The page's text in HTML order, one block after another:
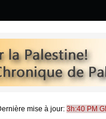
mise à jour: 3h:40 PM